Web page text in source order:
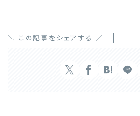
＼ この記事をシェアする ／